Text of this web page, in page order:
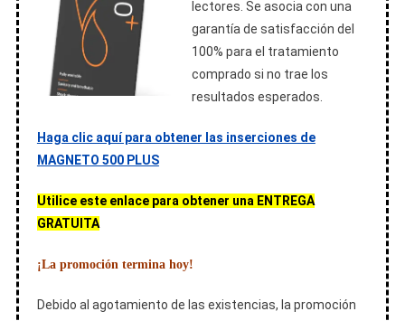
lectores. Se asocia con una
garantía de satisfacción del
100% para el tratamiento
comprado si no trae los
resultados esperados.
Haga clic aquí para obtener las inserciones de
MAGNETO 500 PLUS
Utilice este enlace para obtener una ENTREGA
GRATUITA
¡La promoción termina hoy!
Debido al agotamiento de las existencias, la promoción